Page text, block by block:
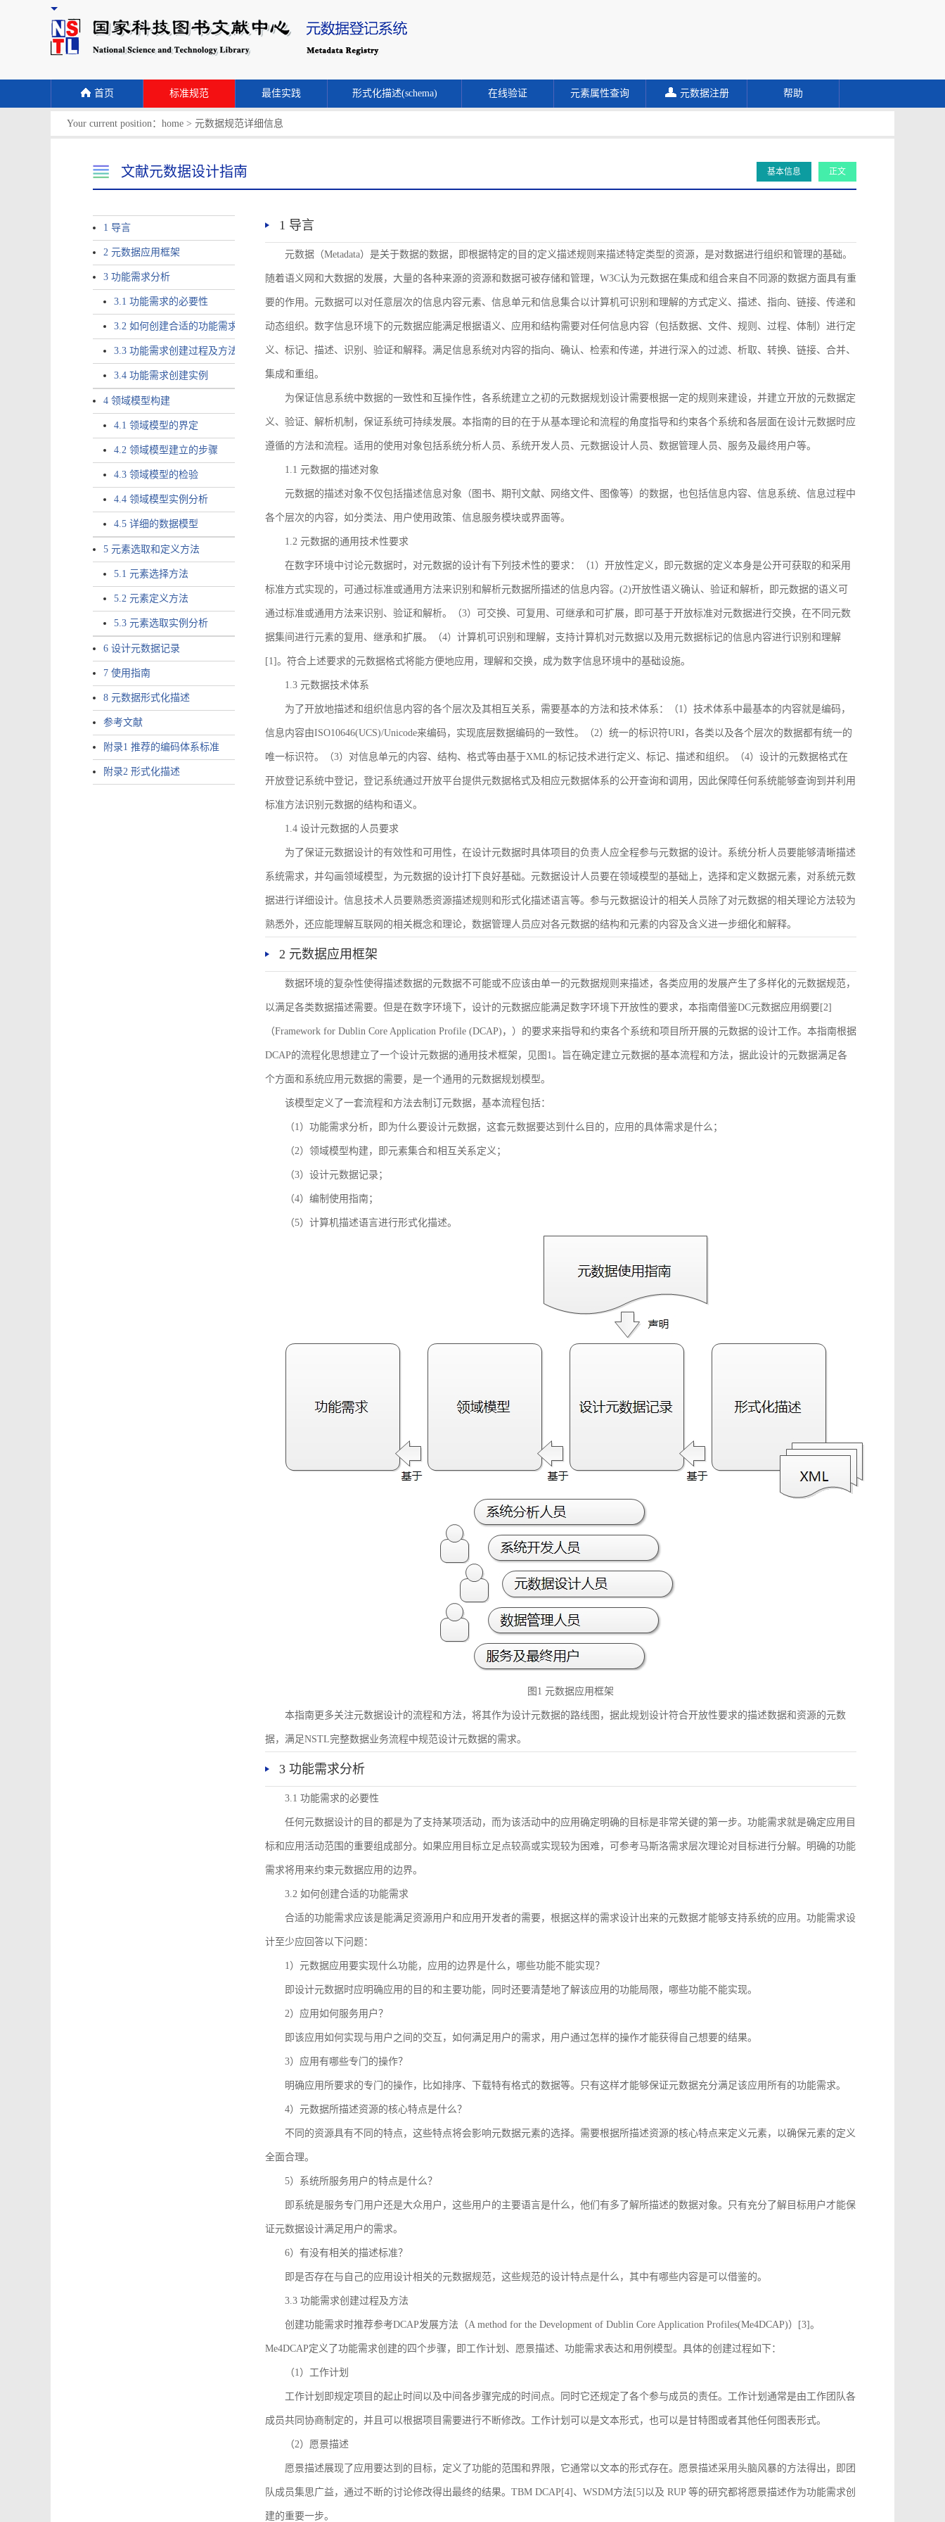
首页 标准规范 最佳实践 形式化描述(schema) 在线验证 元素属性查询 元数据注册 帮助
Your current position： home > 元数据规范详细信息
文献元数据设计指南 基本信息 正文
1 导言
2 元数据应用框架
3 功能需求分析
3.1 功能需求的必要性
3.2 如何创建合适的功能需求
3.3 功能需求创建过程及方法
3.4 功能需求创建实例
4 领域模型构建
4.1 领域模型的界定
4.2 领域模型建立的步骤
4.3 领域模型的检验
4.4 领域模型实例分析
4.5 详细的数据模型
5 元素选取和定义方法
5.1 元素选择方法
5.2 元素定义方法
5.3 元素选取实例分析
6 设计元数据记录
7 使用指南
8 元数据形式化描述
参考文献
附录1 推荐的编码体系标准
附录2 形式化描述
1 导言
元数据（Metadata）是关于数据的数据，即根据特定的目的定义描述规则来描述特定类型的资源，是对数据进行组织和管理的基础。
随着语义网和大数据的发展，大量的各种来源的资源和数据可被存储和管理，W3C认为元数据在集成和组合来自不同源的数据方面具有重
要的作用。元数据可以对任意层次的信息内容元素、信息单元和信息集合以计算机可识别和理解的方式定义、描述、指向、链接、传递和
动态组织。数字信息环境下的元数据应能满足根据语义、应用和结构需要对任何信息内容（包括数据、文件、规则、过程、体制）进行定
义、标记、描述、识别、验证和解释。满足信息系统对内容的指向、确认、检索和传递，并进行深入的过滤、析取、转换、链接、合并、
集成和重组。
为保证信息系统中数据的一致性和互操作性，各系统建立之初的元数据规划设计需要根据一定的规则来建设，并建立开放的元数据定
义、验证、解析机制，保证系统可持续发展。本指南的目的在于从基本理论和流程的角度指导和约束各个系统和各层面在设计元数据时应
遵循的方法和流程。适用的使用对象包括系统分析人员、系统开发人员、元数据设计人员、数据管理人员、服务及最终用户等。
1.1 元数据的描述对象
元数据的描述对象不仅包括描述信息对象（图书、期刊文献、网络文件、图像等）的数据，也包括信息内容、信息系统、信息过程中
各个层次的内容，如分类法、用户使用政策、信息服务模块或界面等。
1.2 元数据的通用技术性要求
在数字环境中讨论元数据时，对元数据的设计有下列技术性的要求：（1）开放性定义，即元数据的定义本身是公开可获取的和采用
标准方式实现的，可通过标准或通用方法来识别和解析元数据所描述的信息内容。(2)开放性语义确认、验证和解析，即元数据的语义可
通过标准或通用方法来识别、验证和解析。（3）可交换、可复用、可继承和可扩展，即可基于开放标准对元数据进行交换，在不同元数
据集间进行元素的复用、继承和扩展。（4）计算机可识别和理解，支持计算机对元数据以及用元数据标记的信息内容进行识别和理解
[1]。符合上述要求的元数据格式将能方便地应用，理解和交换，成为数字信息环境中的基础设施。
1.3 元数据技术体系
为了开放地描述和组织信息内容的各个层次及其相互关系，需要基本的方法和技术体系：（1）技术体系中最基本的内容就是编码，
信息内容由ISO10646(UCS)/Unicode来编码，实现底层数据编码的一致性。（2）统一的标识符URI，各类以及各个层次的数据都有统一的
唯一标识符。（3）对信息单元的内容、结构、格式等由基于XML的标记技术进行定义、标记、描述和组织。（4）设计的元数据格式在
开放登记系统中登记，登记系统通过开放平台提供元数据格式及相应元数据体系的公开查询和调用，因此保障任何系统能够查询到并利用
标准方法识别元数据的结构和语义。
1.4 设计元数据的人员要求
为了保证元数据设计的有效性和可用性，在设计元数据时具体项目的负责人应全程参与元数据的设计。系统分析人员要能够清晰描述
系统需求，并勾画领域模型，为元数据的设计打下良好基础。元数据设计人员要在领域模型的基础上，选择和定义数据元素，对系统元数
据进行详细设计。信息技术人员要熟悉资源描述规则和形式化描述语言等。参与元数据设计的相关人员除了对元数据的相关理论方法较为
熟悉外，还应能理解互联网的相关概念和理论，数据管理人员应对各元数据的结构和元素的内容及含义进一步细化和解释。
2 元数据应用框架
数据环境的复杂性使得描述数据的元数据不可能或不应该由单一的元数据规则来描述，各类应用的发展产生了多样化的元数据规范，
以满足各类数据描述需要。但是在数字环境下，设计的元数据应能满足数字环境下开放性的要求，本指南借鉴DC元数据应用纲要[2]
（Framework for Dublin Core Application Profile (DCAP)，）的要求来指导和约束各个系统和项目所开展的元数据的设计工作。本指南根据
DCAP的流程化思想建立了一个设计元数据的通用技术框架，见图1。旨在确定建立元数据的基本流程和方法，据此设计的元数据满足各
个方面和系统应用元数据的需要，是一个通用的元数据规划模型。
该模型定义了一套流程和方法去制订元数据，基本流程包括：
（1）功能需求分析，即为什么要设计元数据，这套元数据要达到什么目的，应用的具体需求是什么；
（2）领域模型构建，即元素集合和相互关系定义；
（3）设计元数据记录；
（4）编制使用指南；
（5）计算机描述语言进行形式化描述。
图1 元数据应用框架
本指南更多关注元数据设计的流程和方法，将其作为设计元数据的路线图，据此规划设计符合开放性要求的描述数据和资源的元数
据，满足NSTL完整数据业务流程中规范设计元数据的需求。
3 功能需求分析
3.1 功能需求的必要性
任何元数据设计的目的都是为了支持某项活动，而为该活动中的应用确定明确的目标是非常关键的第一步。功能需求就是确定应用目
标和应用活动范围的重要组成部分。如果应用目标立足点较高或实现较为困难，可参考马斯洛需求层次理论对目标进行分解。明确的功能
需求将用来约束元数据应用的边界。
3.2 如何创建合适的功能需求
合适的功能需求应该是能满足资源用户和应用开发者的需要，根据这样的需求设计出来的元数据才能够支持系统的应用。功能需求设
计至少应回答以下问题：
1）元数据应用要实现什么功能，应用的边界是什么，哪些功能不能实现？
即设计元数据时应明确应用的目的和主要功能，同时还要清楚地了解该应用的功能局限，哪些功能不能实现。
2）应用如何服务用户？
即该应用如何实现与用户之间的交互，如何满足用户的需求，用户通过怎样的操作才能获得自己想要的结果。
3）应用有哪些专门的操作？
明确应用所要求的专门的操作，比如排序、下载特有格式的数据等。只有这样才能够保证元数据充分满足该应用所有的功能需求。
4）元数据所描述资源的核心特点是什么？
不同的资源具有不同的特点，这些特点将会影响元数据元素的选择。需要根据所描述资源的核心特点来定义元素，以确保元素的定义
全面合理。
5）系统所服务用户的特点是什么？
即系统是服务专门用户还是大众用户，这些用户的主要语言是什么，他们有多了解所描述的数据对象。只有充分了解目标用户才能保
证元数据设计满足用户的需求。
6）有没有相关的描述标准？
即是否存在与自己的应用设计相关的元数据规范，这些规范的设计特点是什么，其中有哪些内容是可以借鉴的。
3.3 功能需求创建过程及方法
创建功能需求时推荐参考DCAP发展方法（A method for the Development of Dublin Core Application Profiles(Me4DCAP)）[3]。
Me4DCAP定义了功能需求创建的四个步骤，即工作计划、愿景描述、功能需求表达和用例模型。具体的创建过程如下：
（1）工作计划
工作计划即规定项目的起止时间以及中间各步骤完成的时间点。同时它还规定了各个参与成员的责任。工作计划通常是由工作团队各
成员共同协商制定的，并且可以根据项目需要进行不断修改。工作计划可以是文本形式，也可以是甘特图或者其他任何图表形式。
（2）愿景描述
愿景描述展现了应用要达到的目标，定义了功能的范围和界限，它通常以文本的形式存在。愿景描述采用头脑风暴的方法得出，即团
队成员集思广益，通过不断的讨论修改得出最终的结果。TBM DCAP[4]、WSDM方法[5]以及 RUP 等的研究都将愿景描述作为功能需求创
建的重要一步。